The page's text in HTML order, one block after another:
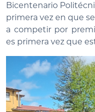
Bicentenario
primera vez en que
a competir por
es primera vez que